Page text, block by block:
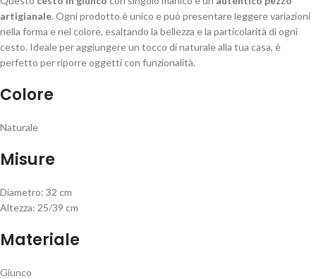
artigianale. Ogni prodotto è unico e può presentare leggere variazioni
nella forma e nel colore, esaltando la bellezza e la particolarità di ogni
cesto. Ideale per aggiungere un tocco di naturale alla tua casa, è
perfetto per riporre oggetti con funzionalità.
Colore
Naturale
Misure
Diametro: 32 cm
Altezza: 25/39 cm
Materiale
Giunco